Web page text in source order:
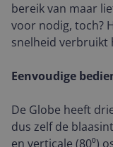
bereik van maar
voor nodig, toch?
snelheid verbruikt
Eenvoudige
De Globe heeft
dus zelf de
en verticale (80⁰)